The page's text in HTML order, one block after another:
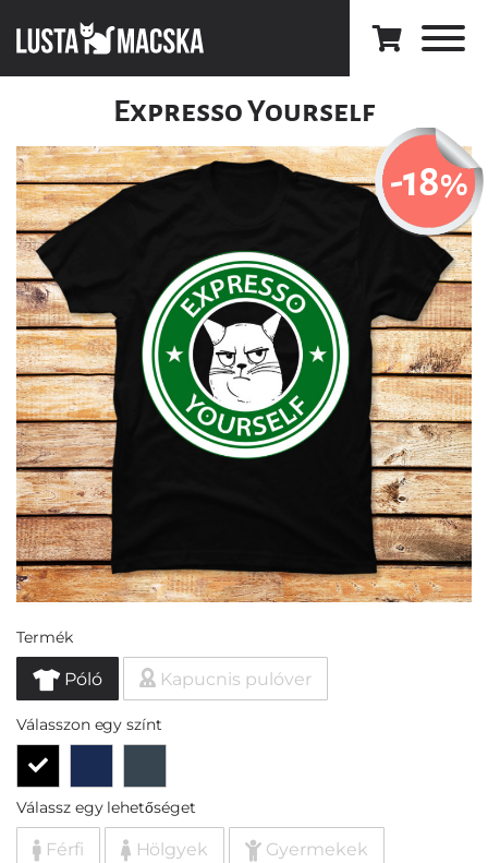
Expresso Yourself
-18%
Termék
Póló Kapucnis pulóver
Válasszon egy színt
Válassz egy lehetőséget
Férfi Hölgyek Gyermekek